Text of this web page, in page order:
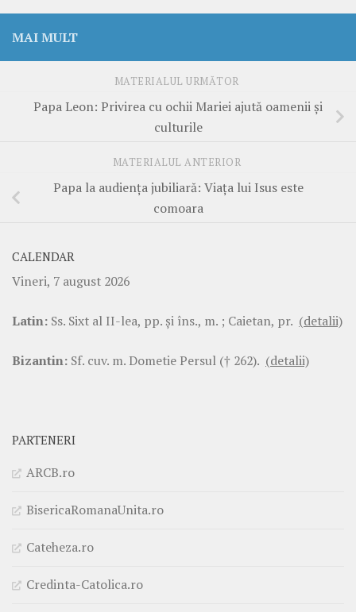
MAI MULT
MATERIALUL URMĂTOR
Papa Leon: Privirea cu ochii Mariei ajută oamenii și
culturile
MATERIALUL ANTERIOR
Papa la audiența jubiliară: Viața lui Isus este
comoara
CALENDAR
Vineri, 7 august 2026
Latin: Ss. Sixt al II-lea, pp. şi îns., m. ; Caietan, pr. (detalii)
Bizantin: Sf. cuv. m. Dometie Persul († 262). (detalii)
PARTENERI
ARCB.ro
BisericaRomanaUnita.ro
Cateheza.ro
Credinta-Catolica.ro